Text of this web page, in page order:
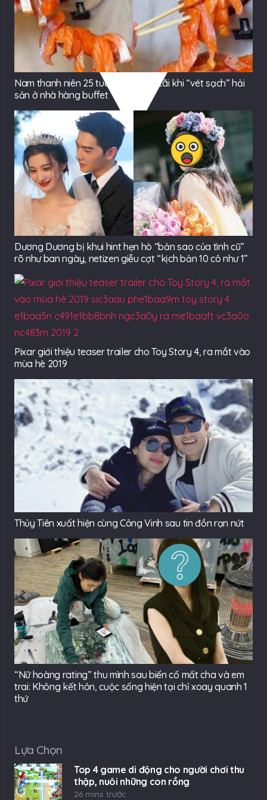
Nam thanh niên 25 tuổi gây tranh cãi khi “vét sạch” hải
sản ở nhà hàng buffet
Dương Dương bị khui hint hẹn hò “bản sao của tình cũ”
rõ như ban ngày, netizen giễu cợt “kịch bản 10 cô như 1”
Pixar giới thiệu teaser trailer cho Toy Story 4, ra mắt vào
mùa hè 2019
Thủy Tiên xuất hiện cùng Công Vinh sau tin đồn rạn nứt
“Nữ hoàng rating” thu mình sau biến cố mất cha và em
trai: Không kết hôn, cuộc sống hiện tại chỉ xoay quanh 1
thứ
Lựa Chọn
Top 4 game di động cho người chơi thu
thập, nuôi những con rồng
26 mins trước